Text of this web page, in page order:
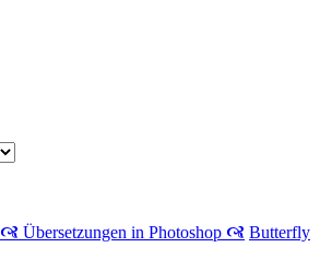
🙧 Übersetzungen in Photoshop 🙧 Butterfly